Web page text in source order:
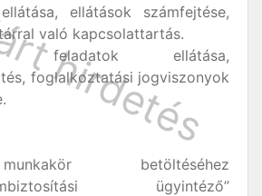
ellátások számfejtése,
való kapcsolattartás.
feladatok ellátása,
foglalkoztatási jogviszonyok
betöltéséhez
ügyintéző”